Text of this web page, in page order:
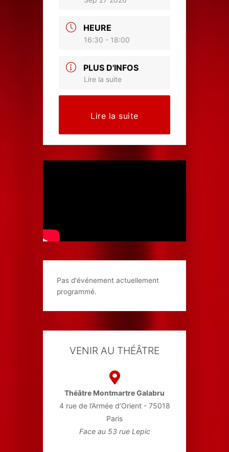
HEURE
16:30 - 18:00
PLUS D'INFOS
Lire la suite
Lire la suite
Pas d'événement actuellement
programmé.
VENIR AU THÉÂTRE
Théâtre Montmartre Galabru
4 rue de l’Armée d’Orient - 75018
Paris
Face au 53 rue Lepic